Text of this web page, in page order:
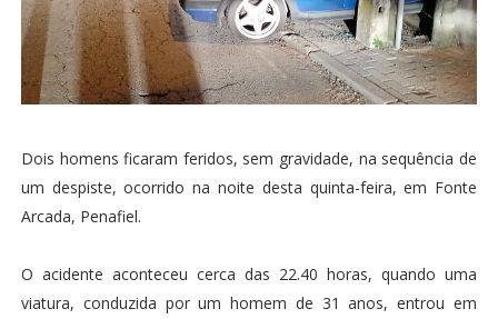
Dois homens ficaram feridos, sem gravidade, na sequência de
um despiste, ocorrido na noite desta quinta-feira, em Fonte
Arcada, Penafiel.
O acidente aconteceu cerca das 22.40 horas, quando uma
viatura, conduzida por um homem de 31 anos, entrou em